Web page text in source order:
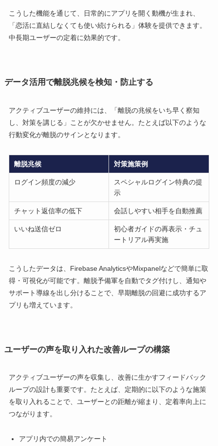
こうした機能を通じて、日常的にアプリを開く動機が生まれ、
「恋活に直結しなくても使い続けられる」体験を提供できます。
中長期ユーザーの定着に効果的です。
データ活用で離脱兆候を検知・防止する
アクティブユーザーの維持には、「離脱の兆候をいち早く察知
し、対策を講じる」ことが欠かせません。たとえば以下のような
行動変化が離脱のサインとなります。
離脱兆候 対策施策例
ログイン頻度の減少
スペシャルログイン特典の提
示
チャット返信率の低下 会話しやすい相手を自動推薦
いいね送信ゼロ
初心者ガイドの再表示・チュ
ートリアル再実施
こうしたデータは、Firebase AnalyticsやMixpanelなどで簡単に取
得・可視化が可能です。離脱予備軍を自動でタグ付けし、通知や
サポート導線を出し分けることで、早期離脱の回避に成功するア
プリも増えています。
ユーザーの声を取り入れた改善ループの構築
アクティブユーザーの声を収集し、改善に生かすフィードバック
ループの設計も重要です。たとえば、定期的に以下のような施策
を取り入れることで、ユーザーとの距離が縮まり、定着率向上に
つながります。
アプリ内での簡易アンケート